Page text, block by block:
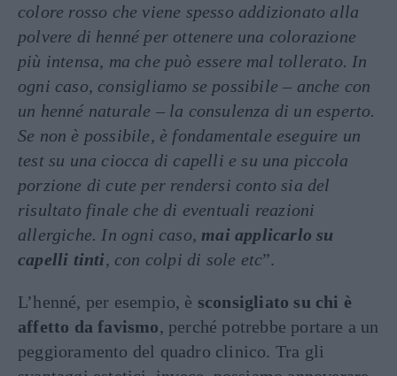
colore rosso che viene spesso addizionato alla
polvere di henné per ottenere una colorazione
più intensa, ma che può essere mal tollerato. In
ogni caso, consigliamo se possibile – anche con
un henné naturale – la consulenza di un esperto.
Se non è possibile, è fondamentale eseguire un
test su una ciocca di capelli e su una piccola
porzione di cute per rendersi conto sia del
risultato finale che di eventuali reazioni
allergiche. In ogni caso, mai applicarlo su
capelli tinti, con colpi di sole etc”.
L’henné, per esempio, è sconsigliato su chi è
affetto da favismo, perché potrebbe portare a un
peggioramento del quadro clinico. Tra gli